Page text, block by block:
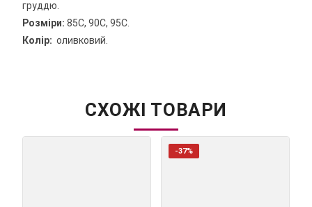
груддю.
Розміри: 85С, 90С, 95С.
Колір: оливковий.
СХОЖІ ТОВАРИ
-37%